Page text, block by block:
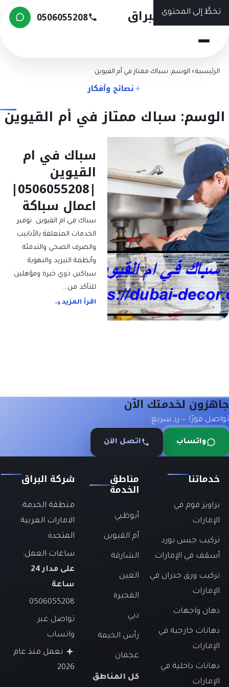
تخطَّ إلى المحتوى
شركة البراق 0506055208
الرئيسية ›الوسم: سباك ممتاز في أم القيوين
نصائح وأفكار
سباك ممتاز في أم القيوين
سباك في ام
القيوين
|0506055208|
اعمال سباكة
سباك في ام القيوين توفير
الخدمات المتعلقة بالأنابيب
والصرف الصحي والتدفئة
وأنظمة التبريد والتهوية
سباكين ذوي خبرة ومؤهلين
للتأكد من…
اقرأ المزيد
لخدمتك الآن
فورًا — رد سريع.
واتساب اتصل الآن
خدماتنا
براويز فوم في
الإمارات
تركيب جبس بورد
أسقف في الإمارات
تركيب ورق جدران في
الإمارات
دهان واجهات
دهانات خارجية في
الإمارات
دهانات داخلية في
الإمارات
مناطق
الخدمة
أبوظبي
أم القيوين
الشارقة
العين
الفجيرة
دبي
رأس الخيمة
عجمان
كل المناطق
شركة البراق
منطقة الخدمة:
الامارات العربية
المتحدة
ساعات العمل:
على مدار 24
ساعة
0506055208
تواصل عبر
واتساب
نعمل منذ عام
2026